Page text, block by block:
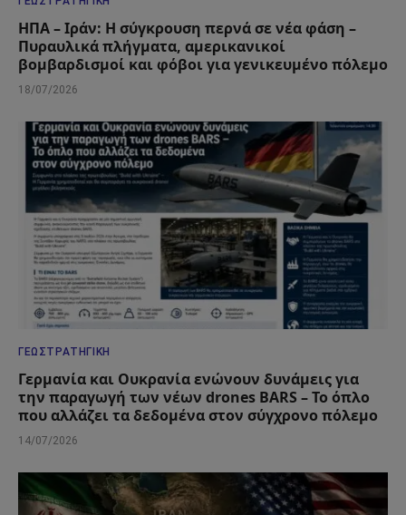
ΗΠΑ – Ιράν: Η σύγκρουση περνά σε νέα φάση –
Πυραυλικά πλήγματα, αμερικανικοί
βομβαρδισμοί και φόβοι για γενικευμένο πόλεμο
18/07/2026
ΓΕΩΣΤΡΑΤΗΓΙΚΉ
Γερμανία και Ουκρανία ενώνουν δυνάμεις για
την παραγωγή των νέων drones BARS – Το όπλο
που αλλάζει τα δεδομένα στον σύγχρονο πόλεμο
14/07/2026